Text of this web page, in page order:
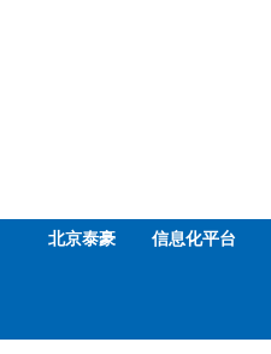
北京泰豪 信息化平台